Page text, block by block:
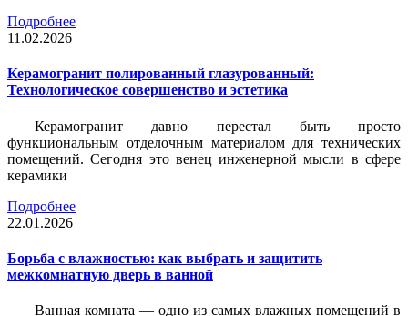
Подробнее
11.02.2026
Керамогранит полированный глазурованный:
Технологическое совершенство и эстетика
Керамогранит давно перестал быть просто
функциональным отделочным материалом для технических
помещений. Сегодня это венец инженерной мысли в сфере
керамики
Подробнее
22.01.2026
Борьба с влажностью: как выбрать и защитить
межкомнатную дверь в ванной
Ванная комната — одно из самых влажных помещений в